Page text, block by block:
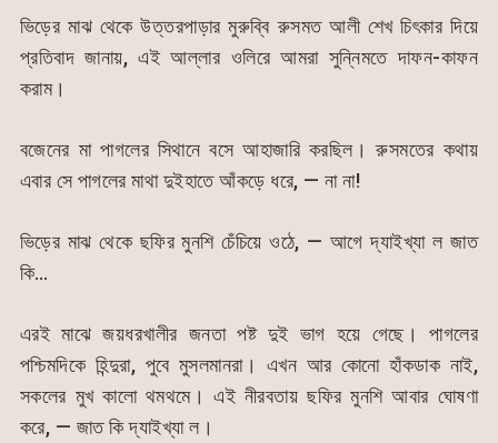
ভিড়ের মাঝ থেকে উত্তরপাড়ার মুরুব্বি রুসমত আলী শেখ চিৎকার দিয়ে
প্রতিবাদ জানায়, এই আল্লার ওলিরে আমরা সুন্নিমতে দাফন-কাফন
করাম।
বজেনের মা পাগলের সিথানে বসে আহাজারি করছিল। রুসমতের কথায়
এবার সে পাগলের মাথা দুইহাতে আঁকড়ে ধরে, — না না!
ভিড়ের মাঝ থেকে ছফির মুনশি চেঁচিয়ে ওঠে, — আগে দ্যাইখ্যা ল জাত
কি…
এরই মাঝে জয়ধরখালীর জনতা পষ্ট দুই ভাগ হয়ে গেছে। পাগলের
পশ্চিমদিকে হিন্দুরা, পুবে মুসলমানরা। এখন আর কোনো হাঁকডাক নাই,
সকলের মুখ কালো থমথমে। এই নীরবতায় ছফির মুনশি আবার ঘোষণা
করে, — জাত কি দ্যাইখ্যা ল।